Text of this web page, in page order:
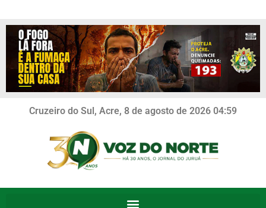
Cruzeiro do Sul, Acre, 8 de agosto de 2026 04:59